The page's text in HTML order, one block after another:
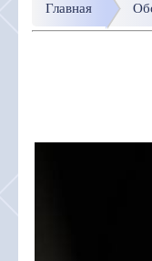
Главная